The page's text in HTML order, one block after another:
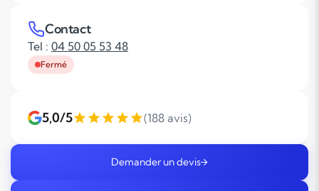
Contact
Tel : 04 50 05 53 48
Fermé
5,0/5 (188 avis)
Demander un devis